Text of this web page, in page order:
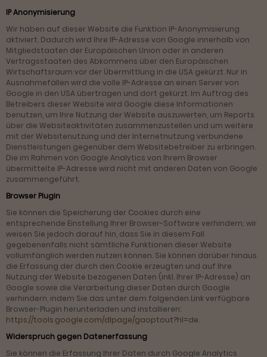
IP Anonymisierung
Wir haben auf dieser Website die Funktion IP-Anonymisierung
aktiviert. Dadurch wird Ihre IP-Adresse von Google innerhalb von
Mitgliedstaaten der Europäischen Union oder in anderen
Vertragsstaaten des Abkommens über den Europäischen
Wirtschaftsraum vor der Übermittlung in die USA gekürzt. Nur in
Ausnahmefällen wird die volle IP-Adresse an einen Server von
Google in den USA übertragen und dort gekürzt. Im Auftrag des
Betreibers dieser Website wird Google diese Informationen
benutzen, um Ihre Nutzung der Website auszuwerten, um Reports
über die Websiteaktivitäten zusammenzustellen und um weitere
mit der Websitenutzung und der Internetnutzung verbundene
Dienstleistungen gegenüber dem Websitebetreiber zu erbringen.
Die im Rahmen von Google Analytics von Ihrem Browser
übermittelte IP-Adresse wird nicht mit anderen Daten von Google
zusammengeführt.
Browser Plugin
Sie können die Speicherung der Cookies durch eine
entsprechende Einstellung Ihrer Browser-Software verhindern; wir
weisen Sie jedoch darauf hin, dass Sie in diesem Fall
gegebenenfalls nicht sämtliche Funktionen dieser Website
vollumfänglich werden nutzen können. Sie können darüber hinaus
die Erfassung der durch den Cookie erzeugten und auf Ihre
Nutzung der Website bezogenen Daten (inkl. Ihrer IP-Adresse) an
Google sowie die Verarbeitung dieser Daten durch Google
verhindern, indem Sie das unter dem folgenden Link verfügbare
Browser-Plugin herunterladen und installieren:
https://tools.google.com/dlpage/gaoptout?hl=de.
Widerspruch gegen Datenerfassung
Sie können die Erfassung Ihrer Daten durch Google Analytics